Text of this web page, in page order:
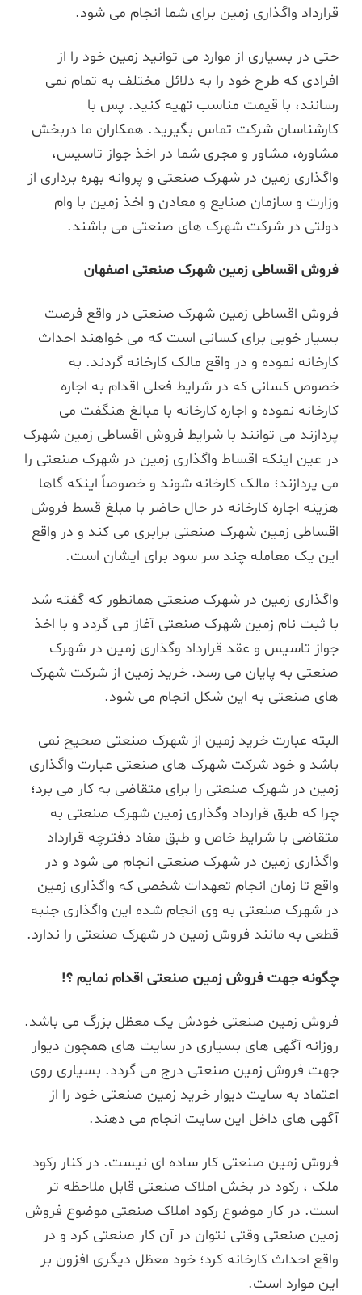
قرارداد واگذاری زمین برای شما انجام می شود.
حتی در بسیاری از موارد می توانید زمین خود را از
افرادی که طرح خود را به دلائل مختلف به تمام نمی
رسانند، با قیمت مناسب تهیه کنید. پس با
کارشناسان شرکت تماس بگیرید. همکاران ما دربخش
مشاوره، مشاور و مجری شما در اخذ جواز تاسیس،
واگذاری زمین در شهرک صنعتی و پروانه بهره برداری از
وزارت و سازمان صنایع و معادن و اخذ زمین با وام
دولتی در شرکت شهرک های صنعتی می باشند.
فروش اقساطی زمین شهرک صنعتی اصفهان
فروش اقساطی زمین شهرک صنعتی در واقع فرصت
بسیار خوبی برای کسانی است که می خواهند احداث
کارخانه نموده و در واقع مالک کارخانه گردند. به
خصوص کسانی که در شرایط فعلی اقدام به اجاره
کارخانه نموده و اجاره کارخانه با مبالغ هنگفت می
پردازند می توانند با شرایط فروش اقساطی زمین شهرک
در عین اینکه اقساط واگذاری زمین در شهرک صنعتی را
می پردازند؛ مالک کارخانه شوند و خصوصاً اینکه گاها
هزینه اجاره کارخانه در حال حاضر با مبلغ قسط فروش
اقساطی زمین شهرک صنعتی برابری می کند و در واقع
این یک معامله چند سر سود برای ایشان است.
واگذاری زمین در شهرک صنعتی همانطور که گفته شد
با ثبت نام زمین شهرک صنعتی آغاز می گردد و با اخذ
جواز تاسیس و عقد قرارداد وگذاری زمین در شهرک
صنعتی به پایان می رسد. خرید زمین از شرکت شهرک
های صنعتی به این شکل انجام می شود.
البته عبارت خرید زمین از شهرک صنعتی صحیح نمی
باشد و خود شرکت شهرک های صنعتی عبارت واگذاری
زمین در شهرک صنعتی را برای متقاضی به کار می برد؛
چرا که طبق قرارداد وگذاری زمین شهرک صنعتی به
متقاضی با شرایط خاص و طبق مفاد دفترچه قرارداد
واگذاری زمین در شهرک صنعتی انجام می شود و در
واقع تا زمان انجام تعهدات شخصی که واگذاری زمین
در شهرک صنعتی به وی انجام شده این واگذاری جنبه
قطعی به مانند فروش زمین در شهرک صنعتی را ندارد.
چگونه جهت فروش زمین صنعتی اقدام نمایم ؟!
فروش زمین صنعتی خودش یک معظل بزرگ می باشد.
روزانه آگهی های بسیاری در سایت های همچون دیوار
جهت فروش زمین صنعتی درج می گردد. بسیاری روی
اعتماد به سایت دیوار خرید زمین صنعتی خود را از
آگهی های داخل این سایت انجام می دهند.
فروش زمین صنعتی کار ساده ای نیست. در کنار رکود
ملک ، رکود در بخش املاک صنعتی قابل ملاحظه تر
است. در کار موضوع رکود املاک صنعتی موضوع فروش
زمین صنعتی وقتی نتوان در آن کار صنعتی کرد و در
واقع احداث کارخانه کرد؛ خود معظل دیگری افزون بر
این موارد است.